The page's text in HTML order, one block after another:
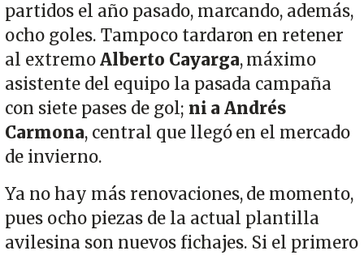
partidos el año pasado, marcando, además,
ocho goles. Tampoco tardaron en retener
al extremoAlberto Cayarga, máximo
asistente del equipo la pasada campaña
con siete pases de gol; ni a Andrés
Carmona, central que llegó en el mercado
de invierno.
Ya no hay más renovaciones, de momento,
pues ocho piezas de la actual plantilla
avilesina son nuevos fichajes. Si el primero